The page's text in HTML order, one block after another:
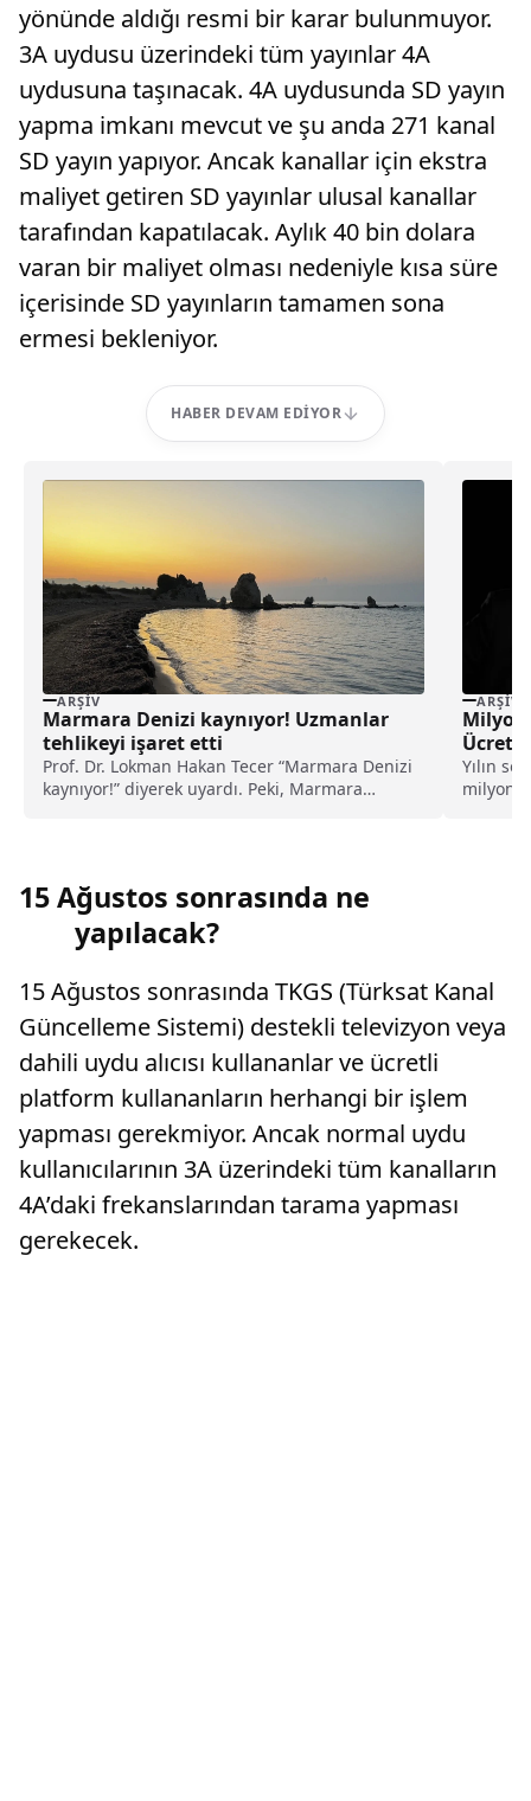
yönünde aldığı resmi bir karar bulunmuyor.
3A uydusu üzerindeki tüm yayınlar 4A
uydusuna taşınacak. 4A uydusunda SD yayın
yapma imkanı mevcut ve şu anda 271 kanal
SD yayın yapıyor. Ancak kanallar için ekstra
maliyet getiren SD yayınlar ulusal kanallar
tarafından kapatılacak. Aylık 40 bin dolara
varan bir maliyet olması nedeniyle kısa süre
içerisinde SD yayınların tamamen sona
ermesi bekleniyor.
HABER DEVAM EDIYOR
ARŞIV
Marmara Denizi kaynıyor! Uzmanlar
tehlikeyi işaret etti
Prof. Dr. Lokman Hakan Tecer “Marmara Denizi
kaynıyor!” diyerek uyardı. Peki, Marmara
ARŞIV
Yılın
15 Ağustos sonrasında ne
yapılacak?
15 Ağustos sonrasında TKGS (Türksat Kanal
Güncelleme Sistemi) destekli televizyon veya
dahili uydu alıcısı kullananlar ve ücretli
platform kullananların herhangi bir işlem
yapması gerekmiyor. Ancak normal uydu
kullanıcılarının 3A üzerindeki tüm kanalların
4A’daki frekanslarından tarama yapması
gerekecek.